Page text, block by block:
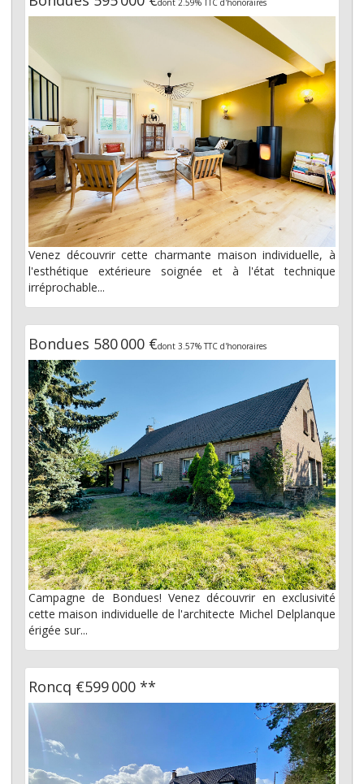
dont 2.59% TTC d'honoraires
Venez découvrir cette charmante maison individuelle, à
l'esthétique extérieure soignée et à l'état technique
irréprochable...
Bondues 580 000 €dont 3.57% TTC d'honoraires
Campagne de Bondues! Venez découvrir en exclusivité
cette maison individuelle de l'architecte Michel Delplanque
érigée sur...
Roncq €599 000 **